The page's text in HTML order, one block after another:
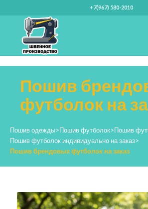
+7(967) 580-2010
Пошив
футболок на
Пошив одежды>Пошив футболок>Пошив
Пошив футболок индивидуально на заказ>
Пошив брендовых футболок на заказ